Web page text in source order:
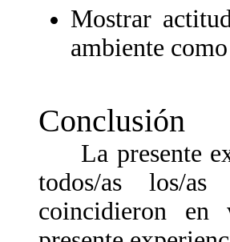
Mostrar
ambiente
Conclusión
La presente
todos/as los/
coincidieron